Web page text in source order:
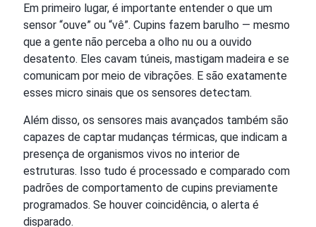
Em primeiro lugar, é importante entender o que um
sensor “ouve” ou “vê”. Cupins fazem barulho — mesmo
que a gente não perceba a olho nu ou a ouvido
desatento. Eles cavam túneis, mastigam madeira e se
comunicam por meio de vibrações. E são exatamente
esses micro sinais que os sensores detectam.
Além disso, os sensores mais avançados também são
capazes de captar mudanças térmicas, que indicam a
presença de organismos vivos no interior de
estruturas. Isso tudo é processado e comparado com
padrões de comportamento de cupins previamente
programados. Se houver coincidência, o alerta é
disparado.